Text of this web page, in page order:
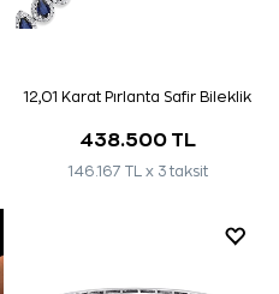
12,01 Karat Pırlanta Safir Bileklik
438.500 TL
146.167 TL x 3 taksit